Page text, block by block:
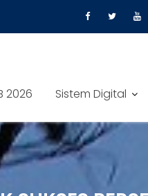
2026 Sistem Digital